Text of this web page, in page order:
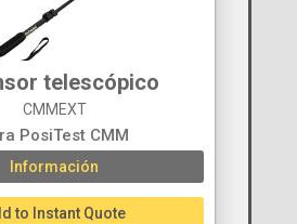
telescópico
CMMEXT
PosiTest CMM
Información
to Instant Quote